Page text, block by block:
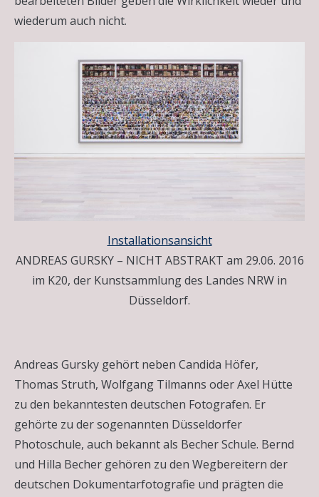
wiederum auch nicht.
Installationsansicht
ANDREAS GURSKY – NICHT ABSTRAKT am 29.06. 2016
im K20, der Kunstsammlung des Landes NRW in
Düsseldorf.
Andreas Gursky gehört neben Candida Höfer,
Thomas Struth, Wolfgang Tilmanns oder Axel Hütte
zu den bekanntesten deutschen Fotografen. Er
gehörte zu der sogenannten Düsseldorfer
Photoschule, auch bekannt als Becher Schule. Bernd
und Hilla Becher gehören zu den Wegbereitern der
deutschen Dokumentarfotografie und prägten die